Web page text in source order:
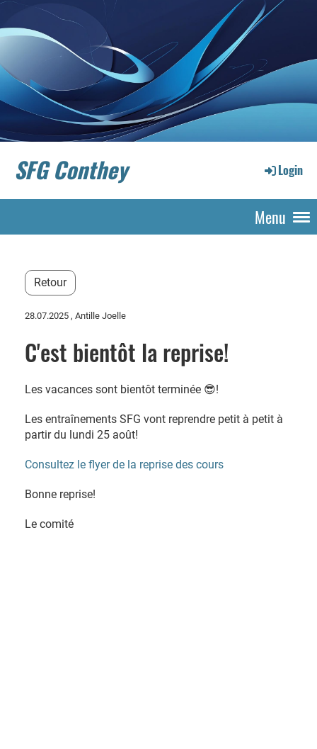
SFG Conthey Login
Menu
Retour
28.07.2025 , Antille Joelle
C'est bientôt la reprise!
Les vacances sont bientôt terminée 😎!
Les entraînements SFG vont reprendre petit à petit à
partir du lundi 25 août!
Consultez le flyer de la reprise des cours
Bonne reprise!
Le comité